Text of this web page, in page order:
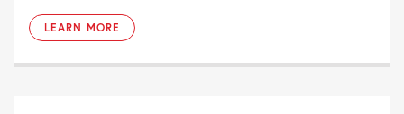
LEARN MORE